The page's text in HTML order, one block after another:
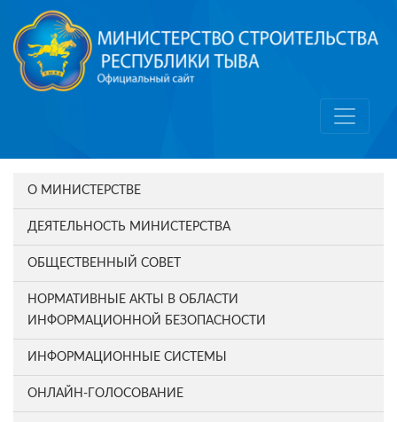
О МИНИСТЕРСТВЕ
ДЕЯТЕЛЬНОСТЬ МИНИСТЕРСТВА
ОБЩЕСТВЕННЫЙ СОВЕТ
НОРМАТИВНЫЕ АКТЫ В ОБЛАСТИ
ИНФОРМАЦИОННОЙ БЕЗОПАСНОСТИ
ИНФОРМАЦИОННЫЕ СИСТЕМЫ
ОНЛАЙН-ГОЛОСОВАНИЕ